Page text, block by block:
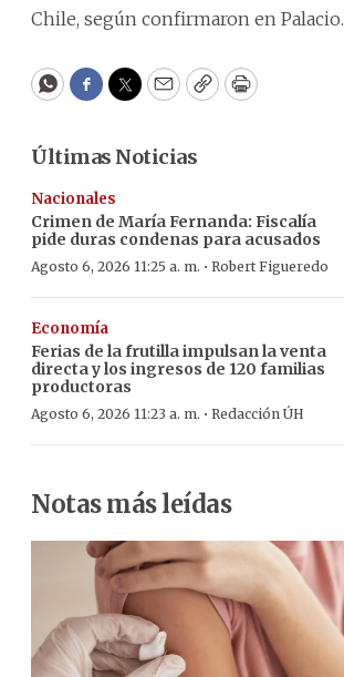
Chile, según confirmaron en Palacio.
WhatsApp
Facebook
Twitter
EmailCopyPrint
Últimas Noticias
Nacionales
Crimen de María Fernanda: Fiscalía
pide duras condenas para acusados
Agosto 6, 2026 11:25 a. m. · Robert Figueredo
Economía
Ferias de la frutilla impulsan la venta
directa y los ingresos de 120 familias
productoras
Agosto 6, 2026 11:23 a. m. · Redacción ÚH
Notas más leídas